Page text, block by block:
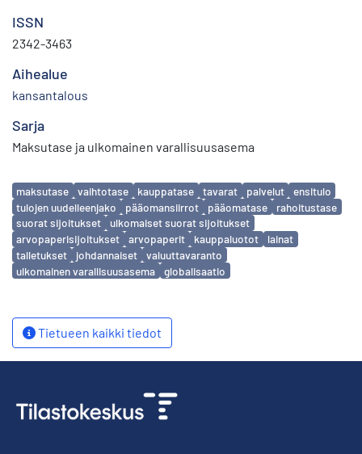
ISSN
2342-3463
Aihealue
kansantalous
Sarja
Maksutase ja ulkomainen varallisuusasema
Avainsanat
maksutase vaihtotase kauppatase tavarat palvelut
ensitulo
tulojen uudelleenjako
pääomansiirrot pääomatase
rahoitustase
suorat sijoitukset
ulkomaiset suorat sijoitukset
arvopaperisijoitukset
arvopaperit kauppaluotot
lainat
talletukset
johdannaiset
valuuttavaranto
ulkomainen varallisuusasema
globalisaatio
Tietueen kaikki tiedot